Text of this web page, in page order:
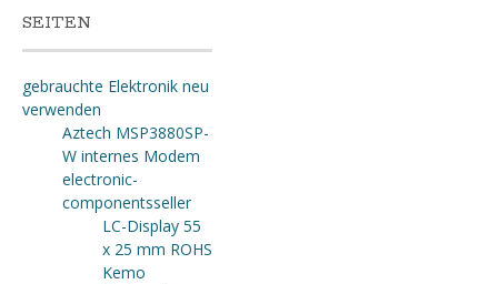
SEITEN
gebrauchte Elektronik neu
verwenden
Aztech MSP3880SP-
W internes Modem
electronic-
componentsseller
LC-Display 55
x 25 mm ROHS
Kemo